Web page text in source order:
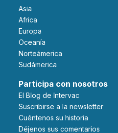
Asia
Africa
Europa
Oceanía
Norteámerica
Sudámerica
Participa con nosotros
El Blog de Intervac
Suscribirse a la newsletter
Cuéntenos su historia
Déjenos sus comentarios